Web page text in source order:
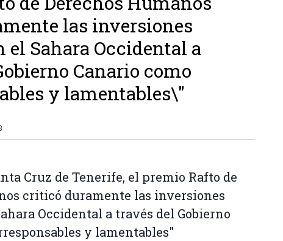
las inversiones
el Sahara Occidental a
Canario como
y lamentables\"
Cruz de Tenerife, el premio Rafto de
criticó duramente las inversiones
Occidental a través del Gobierno
y lamentables"